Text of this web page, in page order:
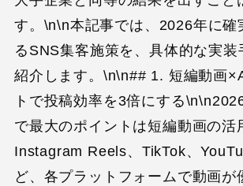
す。\n\n本記事では、2026年に確
るSNS集客施策を、具体的な実装
紹介します。\n\n## 1. 短編動画
トで投稿効率を3倍にする
で最大のポイントは短編動画の活
Instagram Reels、TikTok、
ど、各プラットフォームで動画が